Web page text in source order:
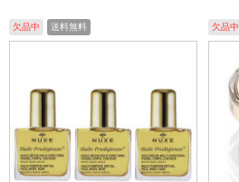
欠品中 送料無料 欠品中